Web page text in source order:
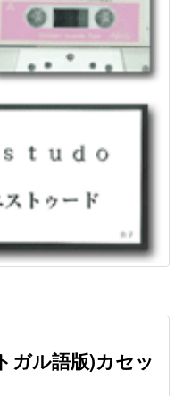
ガル語版)カセッ